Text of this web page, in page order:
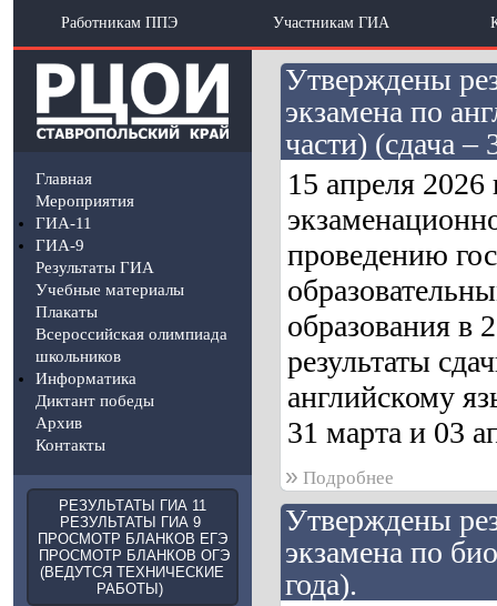
Работникам ППЭ Участникам ГИА
Главная
Мероприятия
ГИА-11
ГИА-9
Результаты ГИА
Учебные материалы
Плакаты
Всероссийская олимпиада
школьников
Информатика
Диктант победы
Архив
Контакты
РЕЗУЛЬТАТЫ ГИА 11
РЕЗУЛЬТАТЫ ГИА 9
ПРОСМОТР БЛАНКОВ ЕГЭ
ПРОСМОТР БЛАНКОВ ОГЭ
(ВЕДУТСЯ ТЕХНИЧЕСКИЕ
РАБОТЫ)
Утверждены
экзамена по
части) (сдача –
15 апреля 2026
проведению
образования в
результаты
английскому
31 марта и 03
»Подробнее
Утверждены
экзамена по
года).